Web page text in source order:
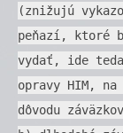
(znižujú
peňazí, ktoré
vydať, ide
opravy HIM,
dôvodu